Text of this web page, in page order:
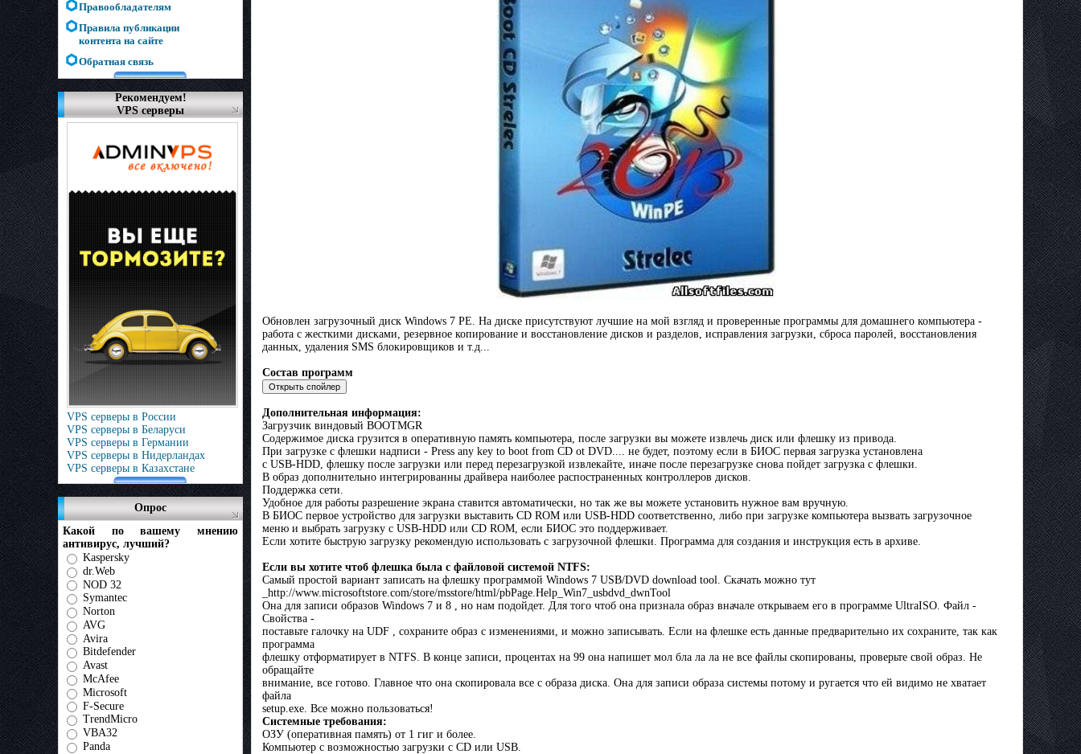
Правообладателям
Правила публикации
контента на сайте
Обратная связь
Рекомендуем!
VPS серверы
VPS серверы в России
VPS серверы в Беларуси
VPS серверы в Германии
VPS серверы в Нидерландах
VPS серверы в Казахстане
Опрос
Какой по вашему мнению
антивирус, лучший?
Kaspersky
dr.Web
NOD 32
Symantec
Norton
AVG
Avira
Bitdefender
Avast
McAfee
Microsoft
F-Secure
TrendMicro
VBA32
Panda
Обновлен загрузочный диск Windows 7 PE. На диске присутствуют лучшие на мой взгляд и проверенные программы для домашнего компьютера -
работа с жесткими дисками, резервное копирование и восстановление дисков и разделов, исправления загрузки, сброса паролей, восстановления
данных, удаления SMS блокировщиков и т.д...
Состав программ
Дополнительная информация:
Загрузчик виндовый BOOTMGR
Содержимое диска грузится в оперативную память компьютера, после загрузки вы можете извлечь диск или флешку из привода.
При загрузке с флешки надписи - Press any key to boot from CD ot DVD.... не будет, поэтому если в БИОС первая загрузка установлена
с USB-HDD, флешку после загрузки или перед перезагрузкой извлекайте, иначе после перезагрузке снова пойдет загрузка с флешки.
В образ дополнительно интегрированны драйвера наиболее распостраненных контроллеров дисков.
Поддержка сети.
Удобное для работы разрешение экрана ставится автоматически, но так же вы можете установить нужное вам вручную.
В БИОС первое устройство для загрузки выставить CD ROM или USB-HDD соответственно, либо при загрузке компьютера вызвать загрузочное
меню и выбрать загрузку с USB-HDD или CD ROM, если БИОС это поддерживает.
Если хотите быструю загрузку рекомендую использовать с загрузочной флешки. Программа для создания и инструкция есть в архиве.
Если вы хотите чтоб флешка была с файловой системой NTFS:
Самый простой вариант записать на флешку программой Windows 7 USB/DVD download tool. Скачать можно тут
_http://www.microsoftstore.com/store/msstore/html/pbPage.Help_Win7_usbdvd_dwnTool
Она для записи образов Windows 7 и 8 , но нам подойдет. Для того чтоб она признала образ вначале открываем его в программе UltraISO. Файл -
Свойства -
поставьте галочку на UDF , сохраните образ с изменениями, и можно записывать. Если на флешке есть данные предварительно их сохраните, так как
программа
флешку отформатирует в NTFS. В конце записи, процентах на 99 она напишет мол бла ла ла не все файлы скопированы, проверьте свой образ. Не
обращайте
внимание, все готово. Главное что она скопировала все с образа диска. Она для записи образа системы потому и ругается что ей видимо не хватает
файла
setup.exe. Все можно пользоваться!
Системные требования:
ОЗУ (оперативная память) от 1 гиг и более.
Компьютер с возможностью загрузки с CD или USB.